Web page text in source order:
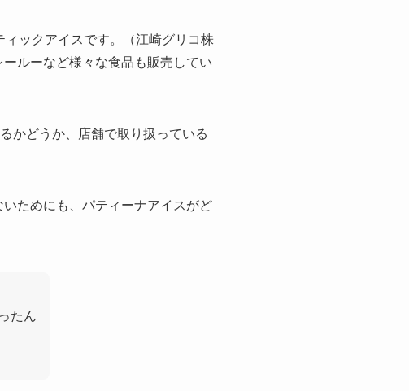
ックアイスです。（江崎グリコ株
ルーなど様々な食品も販売してい
かどうか、店舗で取り扱っている
ためにも、パティーナアイスがど
たん